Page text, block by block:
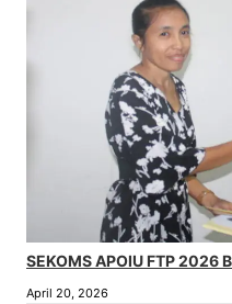
SEKOMS APOIU FTP 2026
April 20, 2026